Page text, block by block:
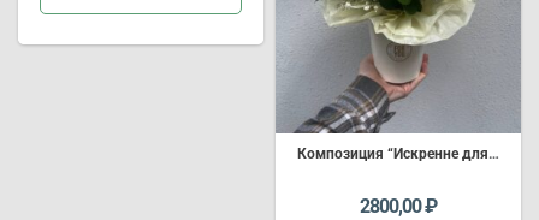
Композиция “Искренне для тебя”
2800,00₽